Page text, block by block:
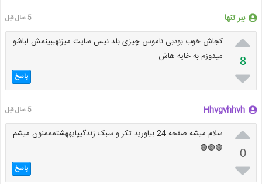
ببر تنها 5 سال قبل

8

کجاش خوب بودبی ناموس چیزی بلد نیس سایت میزنهببینمش لباشو
میدوزم به خایه هاش
پاسخ
Hhvgvhhvh 5 سال قبل

0

سلام میشه صفحه 24 بیاورید تکر و سبک زندگیپایههشتمممنون میشم
🟢🟢🟢
پاسخ